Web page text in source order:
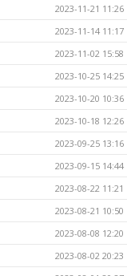
2023-11-21 11:26
2023-11-14 11:17
2023-11-02 15:58
2023-10-25 14:25
2023-10-20 10:36
2023-10-18 12:26
2023-09-25 13:16
2023-09-15 14:44
2023-08-22 11:21
2023-08-21 10:50
2023-08-08 12:20
2023-08-02 20:23